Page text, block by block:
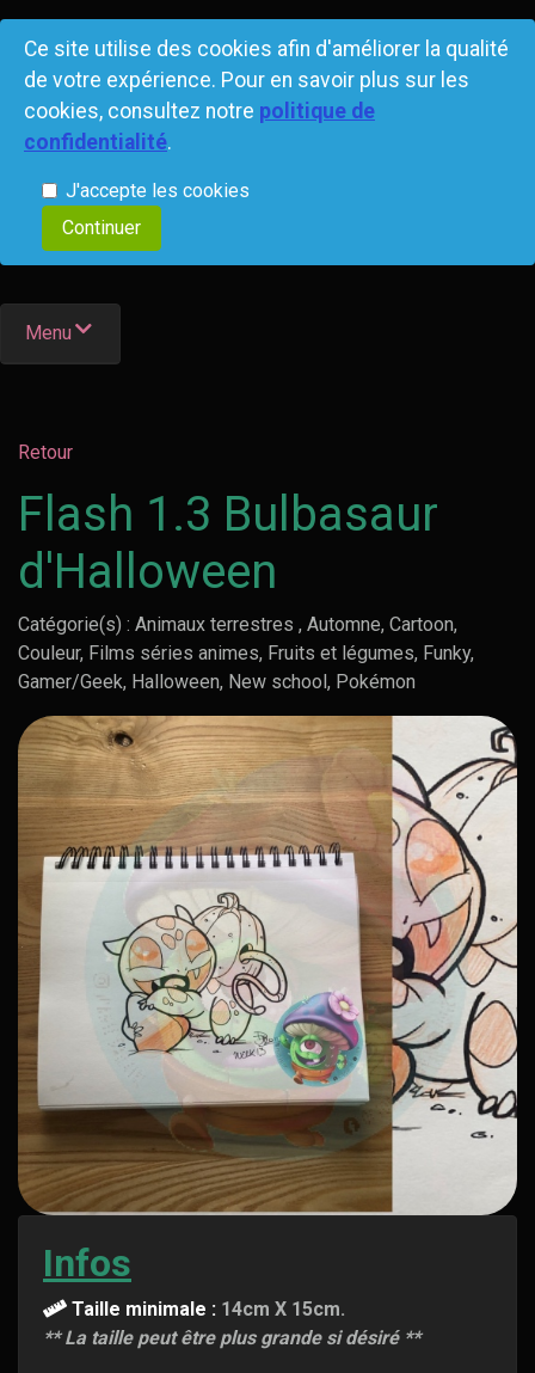
Ce site utilise des cookies afin d'améliorer la qualité
de votre expérience. Pour en savoir plus sur les
cookies, consultez notre politique de
confidentialité.
J'accepte les cookies
Menu
Retour
Flash 1.3 Bulbasaur
d'Halloween
Catégorie(s) : Animaux terrestres , Automne, Cartoon,
Couleur, Films séries animes, Fruits et légumes, Funky,
Gamer/Geek, Halloween, New school, Pokémon
Infos
Taille minimale : 14cm X 15cm.
** La taille peut être plus grande si désiré **